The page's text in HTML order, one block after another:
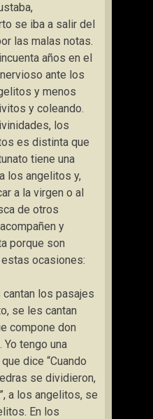
se iba a salir del
las malas notas.
años en el
ante los
y menos
y coleando.
los
es distinta que
tiene una
los angelitos y,
a la virgen o al
de otros
y
porque son
ocasiones:
los pasajes
se les cantan
compone don
tengo una
dice “Cuando
se dividieron,
a los angelitos, se
En los